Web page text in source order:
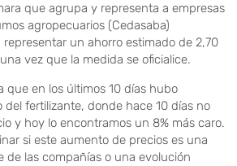
que agrupa y representa a empresas
agropecuarios (Cedasaba)
un ahorro estimado de 2,70
vez que la medida se oficialice.
que en los últimos 10 días hubo
del fertilizante, donde hace 10 días no
y hoy lo encontramos un 8% más caro.
si este aumento de precios es una
de las compañías o una evolución